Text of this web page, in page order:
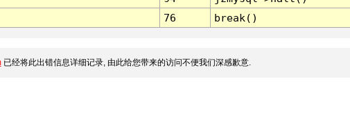
76 break()
已经将此出错信息详细记录, 由此给您带来的访问不便我们深感歉意.